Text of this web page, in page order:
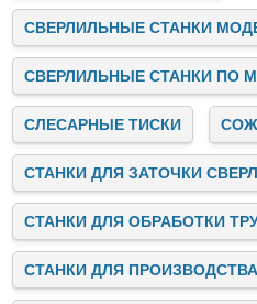
СВЕРЛИЛЬНЫЕ СТАНКИ
СВЕРЛИЛЬНЫЕ СТАНКИ ПО
СЛЕСАРНЫЕ ТИСКИ СОЖ
СТАНКИ ДЛЯ ЗАТОЧКИ
СТАНКИ ДЛЯ ОБРАБОТКИ
СТАНКИ ДЛЯ